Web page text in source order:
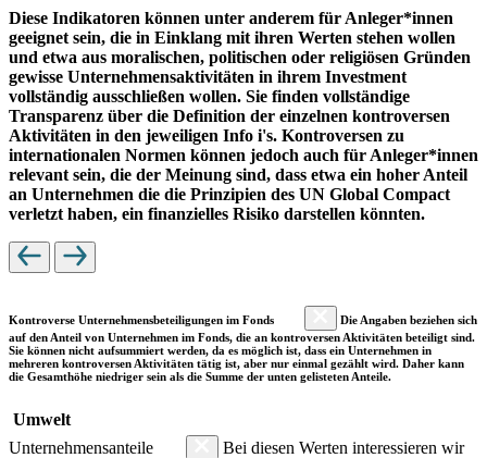
Diese Indikatoren können unter anderem für Anleger*innen
geeignet sein, die in Einklang mit ihren Werten stehen wollen
und etwa aus moralischen, politischen oder religiösen Gründen
gewisse Unternehmensaktivitäten in ihrem Investment
vollständig ausschließen wollen. Sie finden vollständige
Transparenz über die Definition der einzelnen kontroversen
Aktivitäten in den jeweiligen Info i's. Kontroversen zu
internationalen Normen können jedoch auch für Anleger*innen
relevant sein, die der Meinung sind, dass etwa ein hoher Anteil
an Unternehmen die die Prinzipien des UN Global Compact
verletzt haben, ein finanzielles Risiko darstellen könnten.
Kontroverse Unternehmensbeteiligungen im Fonds
Die Angaben beziehen sich
auf den Anteil von Unternehmen im Fonds, die an kontroversen Aktivitäten beteiligt sind.
Sie können nicht aufsummiert werden, da es möglich ist, dass ein Unternehmen in
mehreren kontroversen Aktivitäten tätig ist, aber nur einmal gezählt wird. Daher kann
die Gesamthöhe niedriger sein als die Summe der unten gelisteten Anteile.
Umwelt
Unternehmensanteile
Bei diesen Werten interessieren wir